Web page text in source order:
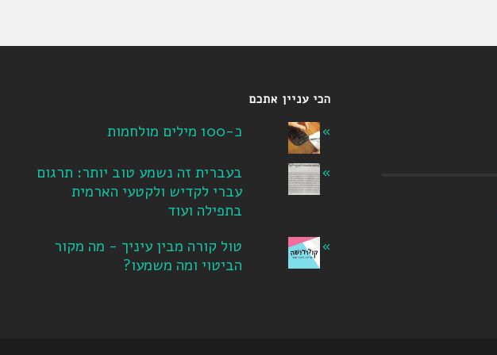
הכי עניין אתכם
כ-100 מילים מולחמות
בעברית זה נשמע טוב יותר: תרגום
עברי לקדיש ולקטעי הארמית
בתפילה ועוד
טול קורה מבין עיניך - מה מקור
הביטוי ומה משמעו?